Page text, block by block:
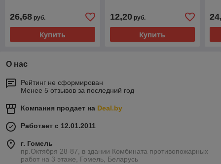
26,68 руб.
Купить
12,20руб.
Купить
О нас
Рейтинг не сформирован
Менее 5 отзывов за последний год
Компания продает на Deal.by
Работает с 12.01.2011
г. Гомель
пр.Октября 28-87, в здании Комбината противопожарных
работ на 3 этаже, Гомель, Беларусь